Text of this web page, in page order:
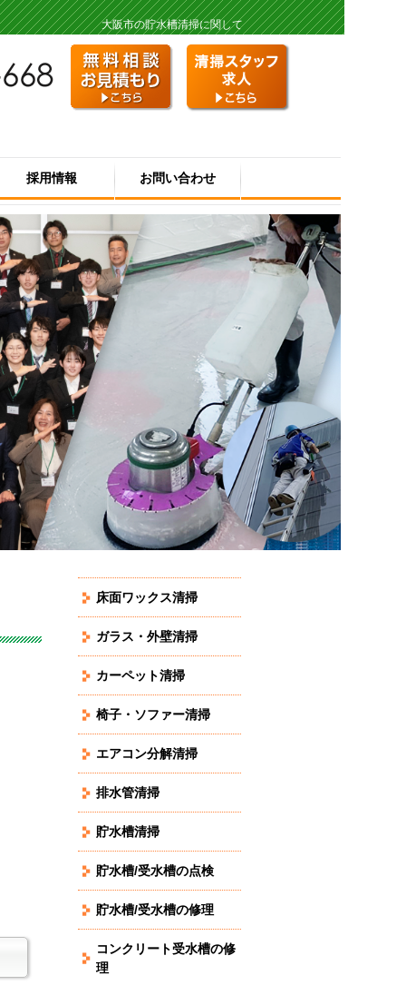
大阪市の貯水槽清掃に関して
採用情報 お問い合わせ
床面ワックス清掃
ガラス・外壁清掃
カーペット清掃
椅子・ソファー清掃
エアコン分解清掃
排水管清掃
貯水槽清掃
貯水槽/受水槽の点検
貯水槽/受水槽の修理
コンクリート受水槽の修
理